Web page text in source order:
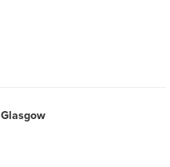
Glasgow